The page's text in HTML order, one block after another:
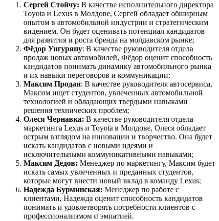
Сергей Стойчу: В качестве исполнительного директора
Toyota и Lexus в Молдове, Сергей обладает обширным
опытом в автомобильной индустрии и стратегическим
видением. Он будет оценивать потенциал кандидатов
для развития и роста бренда на молдавском рынке;
Фёдор Унгуряну: В качестве руководителя отдела
продаж новых автомобилей, Фёдор оценит способность
кандидатов понимать динамику автомобильного рынка
и их навыки переговоров и коммуникации;
Максим Продан: В качестве руководителя автосервиса,
Максим ищет студентов, увлеченных автомобильной
технологией и обладающих твердыми навыками
решения технических проблем;
Олеся Чернавка: В качестве руководителя отдела
маркетинга Lexus и Toyota в Молдове, Олеся обладает
острым взглядом на инновации и творчество. Она будет
искать кандидатов с новыми идеями и
исключительными коммуникативными навыками;
Максим Дедов: Менеджер по маркетингу, Максим будет
искать самых увлеченных и преданных студентов,
которые могут внести новый вклад в команду Lexus;
Надежда Бурминская: Менеджер по работе с
клиентами, Надежда оценит способность кандидатов
понимать и удовлетворять потребности клиентов с
профессионализмом и эмпатией.